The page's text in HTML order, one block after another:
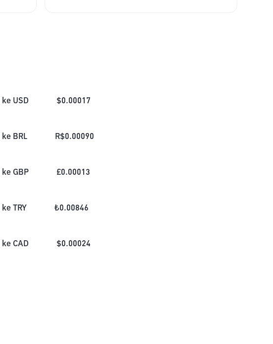
ke USD $0.00017
ke BRL R$0.00090
ke GBP £0.00013
ke TRY ₺0.00846
ke CAD $0.00024